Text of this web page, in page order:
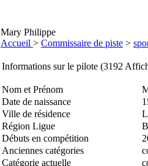
Mary Philippe
Accueil > Commissaire de piste >
Informations sur le pilote (3192
Nom et Prénom
Date de naissance
Ville de résidence
Région Ligue
Débuts en compétition
Anciennes catégories
Catégorie actuelle